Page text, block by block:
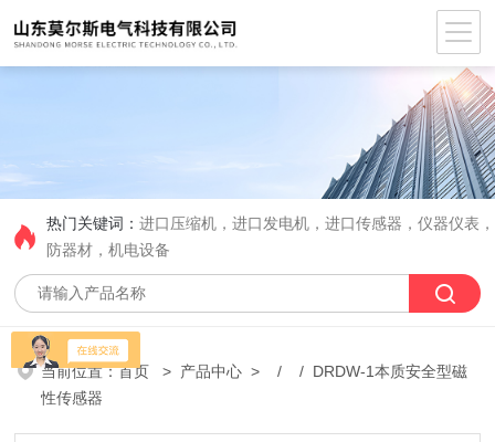
热门关键词：进口压缩机，进口发电机，进口传感器，仪器仪表
防器材，机电设备
当前位置：首页 > 产品中心 > / / DRDW-1本质安全型磁
性传感器